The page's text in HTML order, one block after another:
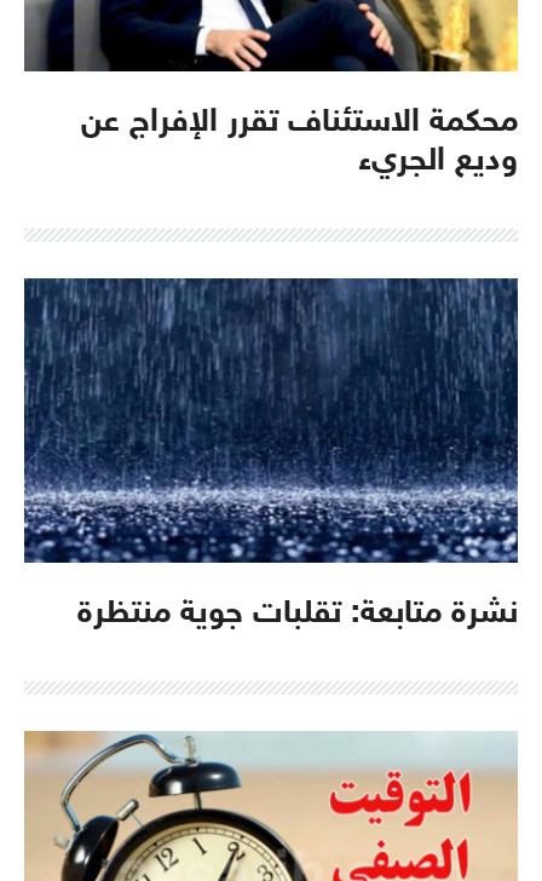
محكمة الاستئناف تقرر الإفراج عن
وديع الجريء
نشرة متابعة: تقلبات جوية منتظرة